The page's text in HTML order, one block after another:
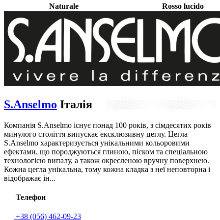
Naturale Rosso lucido
S.Anselmo Італія
Компанія S.Anselmo існує понад 100 років, з сімдесятих років
минулого століття випускає ексклюзивну цеглу. Цегла
S.Anselmo характеризується унікальними кольоровими
ефектами, що породжуються глиною, піском та спеціальною
технологією випалу, а також окресленою вручну поверхнею.
Кожна цегла унікальна, тому кожна кладка з неї неповторна і
відображає ін...
Телефон
+38 (056) 462-09-23